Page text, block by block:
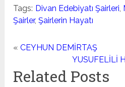
Tags: Divan Edebiyatı Şairleri,
Şairler,Şairlerin Hayatı
«CEYHUN DEMİRTAŞ
YUSUFELİLİ
Related Posts